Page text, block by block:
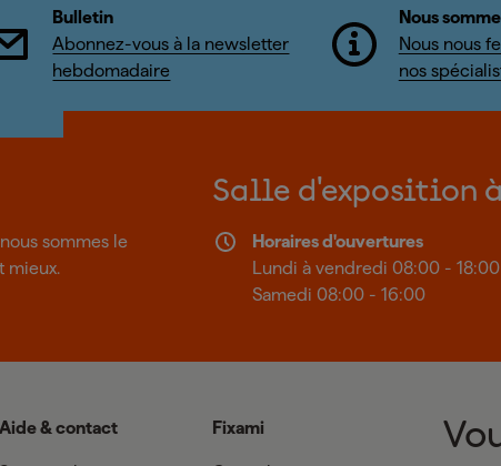
Bulletin
Abonnez-vous à la newsletter
hebdomadaire
Nous
Nous nous
nos
sommes le
mieux.
Salle d'exposition
Horaires d'ouvertures
Lundi à vendredi 08:00 - 18:00
Samedi 08:00 - 16:00
Aide & contact Fixami